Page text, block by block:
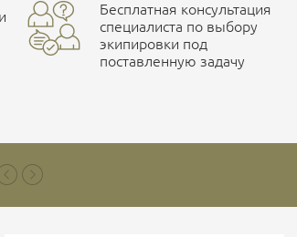
Бесплатная консультация
специалиста по выбору
экипировки под
поставленную задачу